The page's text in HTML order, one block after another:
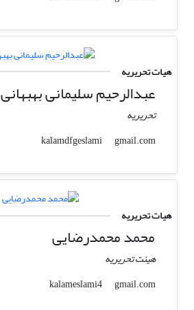
هیات تحریریه
عبدالرحیم سلیمانی بهبهانی
تحریریه
kalamdfgeslami
gmail.com
هیات تحریریه
محمد محمدرضایی
هیئت تحریریه
kalameslami4
gmail.com